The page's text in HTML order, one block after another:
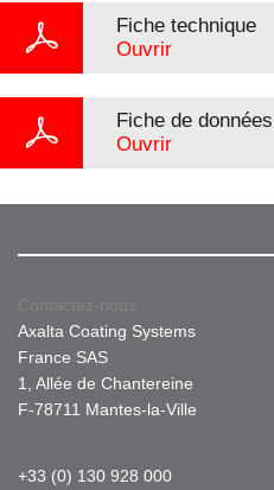
Fiche technique
Ouvrir
Fiche de
Ouvrir
Contactez-nous
Axalta Coating Systems
France SAS
1, Allée de Chantereine
F-78711 Mantes-la-Ville
+33 (0) 130 928 000